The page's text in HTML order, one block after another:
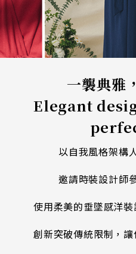
一襲典雅
Elegant
以自我風格架構
邀請時裝設計師
使用柔美的垂墜感洋
創新突破傳統限制，